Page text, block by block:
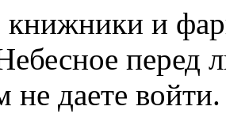
книжники и
перед
не даете